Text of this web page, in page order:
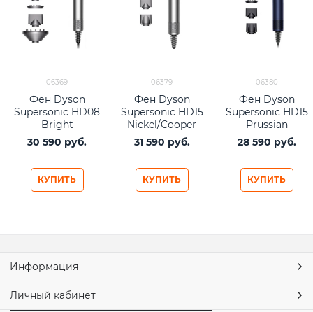
06369
Фен Dyson
Supersonic HD08
Bright
Nickel/Rich
Copper (никель/
30 590 руб.
КУПИТЬ
06379
Фен Dyson
Supersonic HD15
Nickel/Cooper
(никель/медь)
31 590 руб.
КУПИТЬ
06380
Фен Dyson
Supersonic HD15
Prussian
Blue/Rich Copper
(синий/медный)
28 590 руб.
КУПИТЬ
Информация
Личный кабинет